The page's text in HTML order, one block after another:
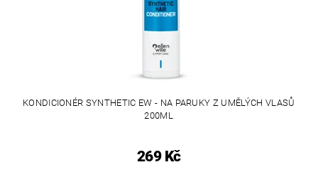
KONDICIONÉR SYNTHETIC EW - NA PARUKY Z UMĚLÝCH VLASŮ
200ML
269 Kč